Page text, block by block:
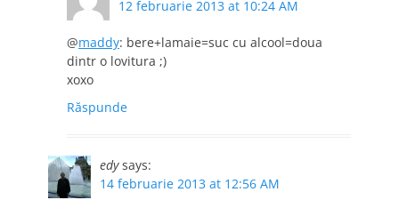
12 februarie 2013 at 10:24 AM
@maddy: bere+lamaie=suc cu alcool=doua
dintr o lovitura ;)
xoxo
Răspunde
edy says:
14 februarie 2013 at 12:56 AM